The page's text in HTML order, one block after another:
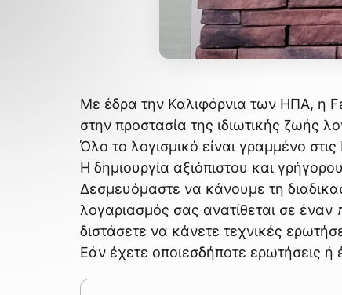
Με έδρα την Καλιφόρνια των ΗΠΑ, η
στην προστασία της ιδιωτικής ζωής
Όλο το λογισμικό είναι γραμμένο
Η δημιουργία αξιόπιστου και
Δεσμευόμαστε να κάνουμε τη
λογαριασμός σας ανατίθεται σε έναν
διστάσετε να κάνετε τεχνικές
Εάν έχετε οποιεσδήποτε ερωτήσεις ή